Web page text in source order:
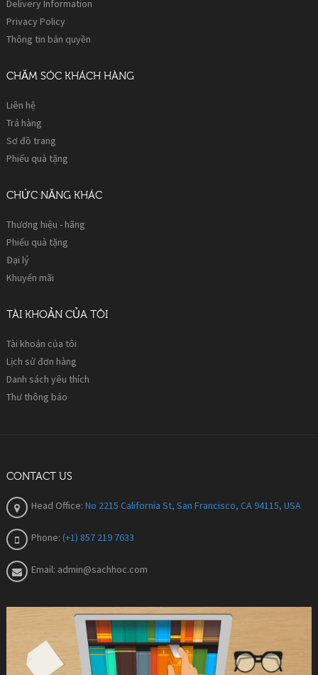
Delivery Information
Privacy Policy
Thông tin bản quyền
CHĂM SÓC KHÁCH HÀNG
Liên hệ
Trả hàng
Sơ đồ trang
Phiếu quà tặng
CHỨC NĂNG KHÁC
Thương hiệu - hãng
Phiếu quà tặng
Đại lý
Khuyến mãi
TÀI KHOẢN CỦA TÔI
Tài khoản của tôi
Lịch sử đơn hàng
Danh sách yêu thích
Thư thông báo
CONTACT US
Head Office: No 2215 California St, San Francisco, CA 94115, USA
Phone: (+1) 857 219 7633
Email: admin@sachhoc.com